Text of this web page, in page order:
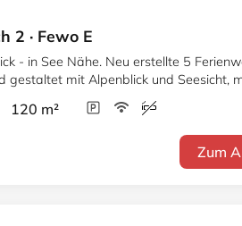
2 · Fewo E
- in See Nähe. Neu erstellte 5
Alpenblick und Seesicht, mit Komfort
m²
Zum